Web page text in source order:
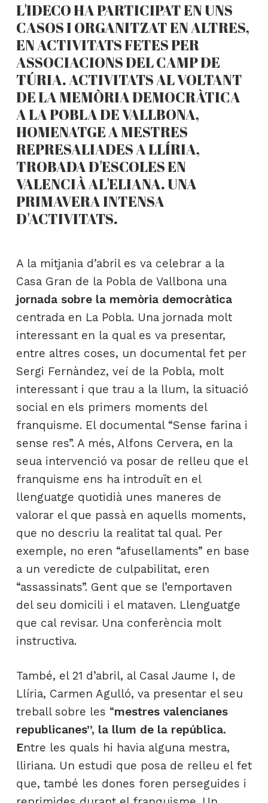
L'IDECO HA PARTICIPAT EN UNS
CASOS I ORGANITZAT EN ALTRES,
EN ACTIVITATS FETES PER
ASSOCIACIONS DEL CAMP DE
TÚRIA. ACTIVITATS AL VOLTANT
DE LA MEMÒRIA DEMOCRÀTICA
A LA POBLA DE VALLBONA,
HOMENATGE A MESTRES
REPRESALIADES A LLÍRIA,
TROBADA D'ESCOLES EN
VALENCIÀ AL'ELIANA. UNA
PRIMAVERA INTENSA
D'ACTIVITATS.
A la mitjania d’abril es va celebrar a la
Casa Gran de la Pobla de Vallbona una
jornada sobre la memòria democràtica
centrada en La Pobla. Una jornada molt
interessant en la qual es va presentar,
entre altres coses, un documental fet per
Sergi Fernàndez, veí de la Pobla, molt
interessant i que trau a la llum, la situació
social en els primers moments del
franquisme. El documental “Sense farina i
sense res”. A més, Alfons Cervera, en la
seua intervenció va posar de relleu que el
franquisme ens ha introduït en el
llenguatge quotidià unes maneres de
valorar el que passà en aquells moments,
que no descriu la realitat tal qual. Per
exemple, no eren “afusellaments” en base
a un veredicte de culpabilitat, eren
“assassinats”. Gent que se l’emportaven
del seu domicili i el mataven. Llenguatge
que cal revisar. Una conferència molt
instructiva.
També, el 21 d’abril, al Casal Jaume I, de
Llíria, Carmen Agulló, va presentar el seu
treball sobre les “mestres valencianes
republicanes”, la llum de la república.
Entre les quals hi havia alguna mestra,
lliriana. Un estudi que posa de relleu el fet
que, també les dones foren perseguides i